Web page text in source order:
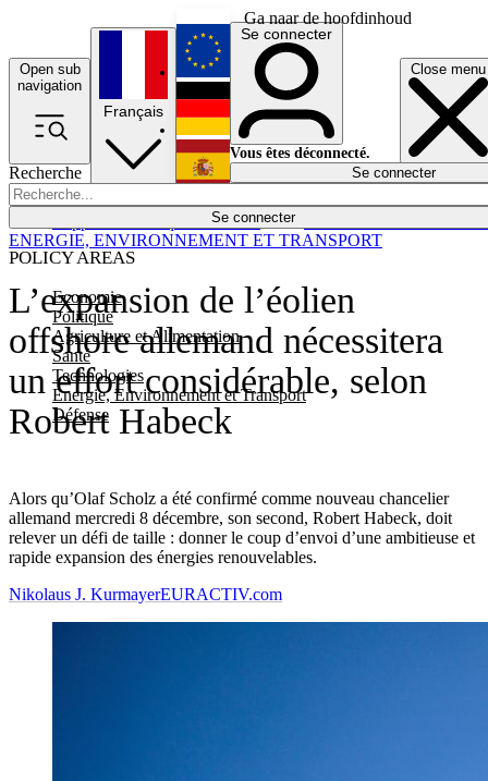
Ga naar de hoofdinhoud
Open sub
navigation
Close menu
Recherche
Se connecter
POLICY AREAS
Economie
Politique
Agriculture et Alimentation
Santé
Technologies
Energie, Environnement et Transport
Défense
Économie
Français
English
Deutsch
Español
Se connecter
Vous êtes déconnecté.
Se connecter
L’expansion de l’éolien
offshore allemand nécessitera
un effort considérable, selon
Robert Habeck
Alors qu’Olaf Scholz a été confirmé comme nouveau chancelier
allemand mercredi 8 décembre, son second, Robert Habeck, doit
relever un défi de taille : donner le coup d’envoi d’une ambitieuse et
rapide expansion des énergies renouvelables.
ENERGIE, ENVIRONNEMENT ET TRANSPORT
Nikolaus J. KurmayerEURACTIV.com